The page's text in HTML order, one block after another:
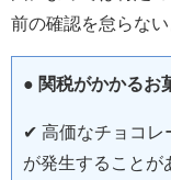
前の確認を怠らない
● 関税がかかるお
✔ 高価なチョコレ
が発生することが